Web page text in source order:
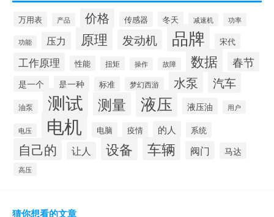
万用表 产品 价格 传感器 冬天 减速机 功率
功能 压力 原理 发动机 品牌 宋代
工作原理 性能 扭矩 操作 故障 数据 春节
是一个 是一种 标准 梦幻西游 水泵 汽车
油泵 测试 测量 液压 液压油 用户
电压 电机 电脑 疫情 的人 系统
自己的 让人 设备 车辆 阀门 马达
高压
猜你想看的文章